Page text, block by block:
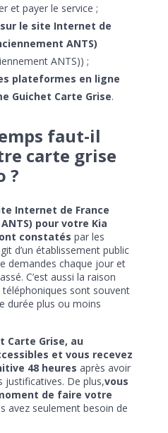
et payer le service ;
le site Internet de
ANTS)
ANTS)) ;
plateformes en ligne
Guichet Carte Grise.
faut-il
carte grise
?
Internet de France
pour votre Kia
constatés par les
d’un établissement public
demandes chaque jour et
C’est aussi la raison
sont souvent
durée plus ou moins
Carte Grise, au
et vous recevez
48 heures après avoir
justificatives. De plus,vous
de faire votre
avez seulement besoin de